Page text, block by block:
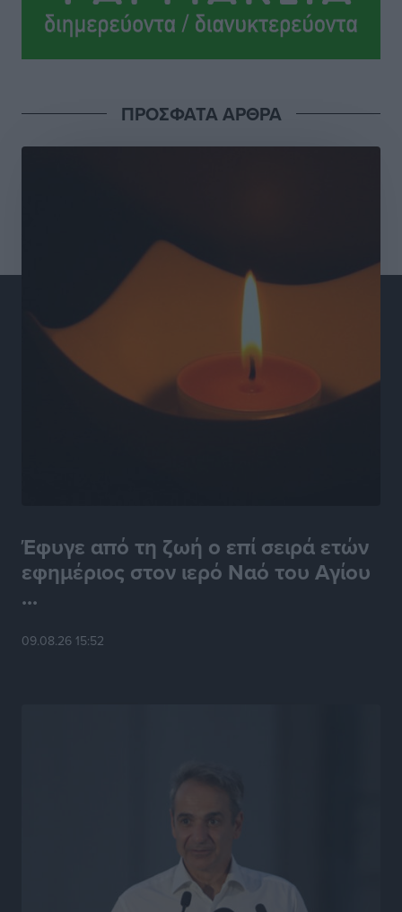
ΠΡΟΣΦΑΤΑ ΑΡΘΡΑ
Έφυγε από τη ζωή ο επί σειρά ετών
εφημέριος στον ιερό Ναό του Αγίου
...
09.08.26 15:52